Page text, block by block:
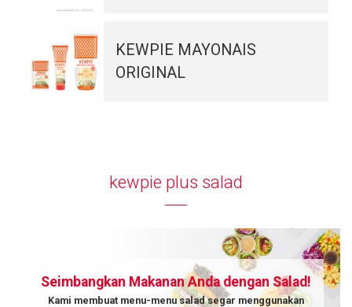
KEWPIE MAYONAIS
ORIGINAL
kewpie plus salad
Seimbangkan Makanan Anda dengan Salad!
Kami membuat menu-menu salad segar menggunakan